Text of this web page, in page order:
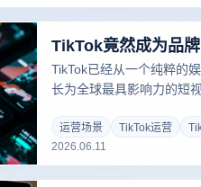
TikTok已经从一个纯粹的
长为全球最具影响力的短
大的内容传播能力，使其
销推广不可忽视的战略阵地
运营场景 TikTok运营
2026.06.11